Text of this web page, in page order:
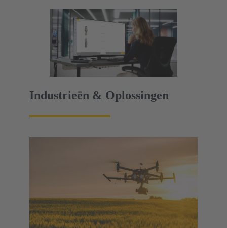
Industrieën & Oplossingen